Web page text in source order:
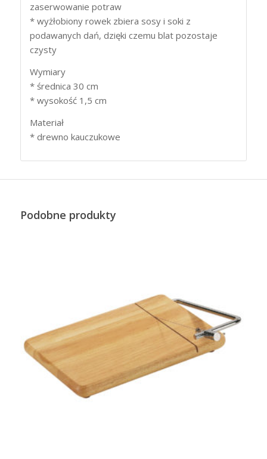
zaserwowanie potraw
* wyżłobiony rowek zbiera sosy i soki z
podawanych dań, dzięki czemu blat pozostaje
czysty
Wymiary
* średnica 30 cm
* wysokość 1,5 cm
Materiał
* drewno kauczukowe
Podobne produkty